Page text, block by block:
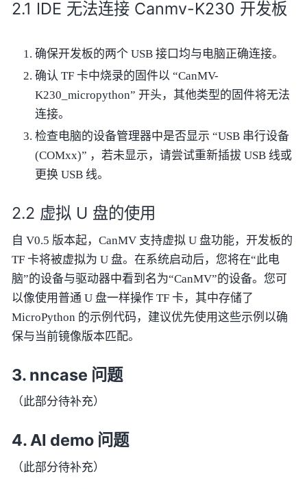
IDE 无法连接 Canmv-K230 开发板
确保开发板的两个 USB 接口均与电脑正确连接。
确认 TF 卡中烧录的固件以 “CanMV-
K230_micropython” 开头，其他类型的固件将无法
连接。
检查电脑的设备管理器中是否显示 “USB 串行设备
(COMxx)” ，若未显示，请尝试重新插拔 USB 线或
更换 USB 线。
虚拟 U 盘的使用
自 V0.5 版本起，CanMV 支持虚拟 U 盘功能，开发板的
TF 卡将被虚拟为 U 盘。在系统启动后，您将在“此电
脑”的设备与驱动器中看到名为“CanMV”的设备。您可
以像使用普通 U 盘一样操作 TF 卡，其中存储了
MicroPython 的示例代码，建议优先使用这些示例以确
保与当前镜像版本匹配。
nncase 问题
（此部分待补充）
AI demo 问题
（此部分待补充）